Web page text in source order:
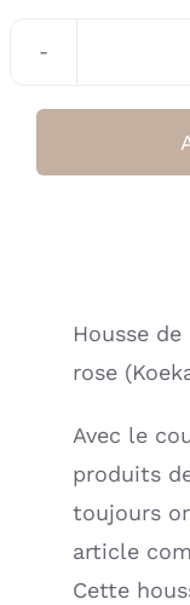
Housse
rose
Avec le
produits
toujours
article
Cette